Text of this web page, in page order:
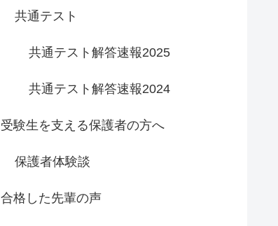
共通テスト
共通テスト解答速報2025
共通テスト解答速報2024
受験生を支える保護者の方へ
保護者体験談
合格した先輩の声